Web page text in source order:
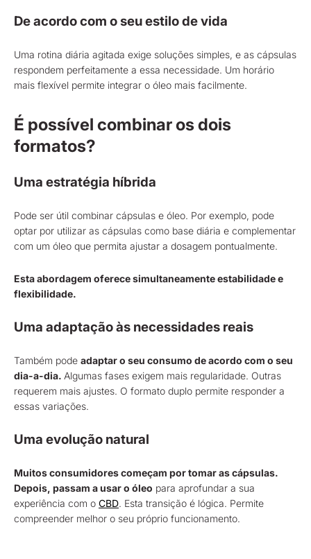
De acordo com o seu estilo de vida
Uma rotina diária agitada exige soluções simples, e as cápsulas
respondem perfeitamente a essa necessidade. Um horário
mais flexível permite integrar o óleo mais facilmente.
É possível combinar os dois
formatos?
Uma estratégia híbrida
Pode ser útil combinar cápsulas e óleo. Por exemplo, pode
optar por utilizar as cápsulas como base diária e complementar
com um óleo que permita ajustar a dosagem pontualmente.
Esta abordagem oferece simultaneamente estabilidade e
flexibilidade.
Uma adaptação às necessidades reais
Também pode adaptar o seu consumo de acordo com o seu
dia-a-dia. Algumas fases exigem mais regularidade. Outras
requerem mais ajustes. O formato duplo permite responder a
essas variações.
Uma evolução natural
Muitos consumidores começam por tomar as cápsulas.
Depois, passam a usar o óleo para aprofundar a sua
experiência com o CBD. Esta transição é lógica. Permite
compreender melhor o seu próprio funcionamento.